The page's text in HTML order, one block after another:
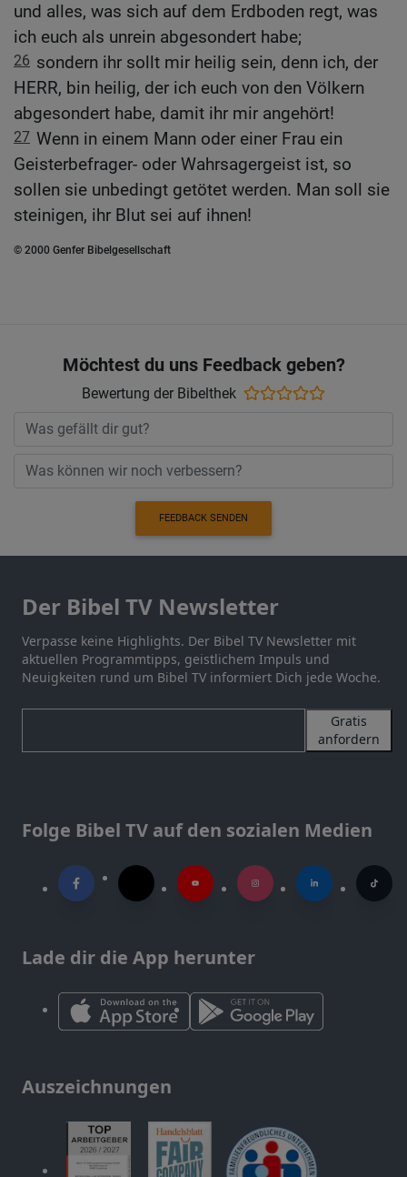
und alles, was sich auf dem Erdboden regt, was
ich euch als unrein abgesondert habe;
26 sondern ihr sollt mir heilig sein, denn ich, der
HERR, bin heilig, der ich euch von den Völkern
abgesondert habe, damit ihr mir angehört!
27 Wenn in einem Mann oder einer Frau ein
Geisterbefrager- oder Wahrsagergeist ist, so
sollen sie unbedingt getötet werden. Man soll sie
steinigen, ihr Blut sei auf ihnen!
© 2000 Genfer Bibelgesellschaft
Möchtest du uns Feedback geben?
Bewertung der Bibelthek
FEEDBACK SENDEN
Der Bibel TV Newsletter
Verpasse keine Highlights. Der Bibel TV Newsletter mit
aktuellen Programmtipps, geistlichem Impuls und
Neuigkeiten rund um Bibel TV informiert Dich jede Woche.
Gratis
anfordern
Folge Bibel TV auf den sozialen Medien
Lade dir die App herunter
Auszeichnungen